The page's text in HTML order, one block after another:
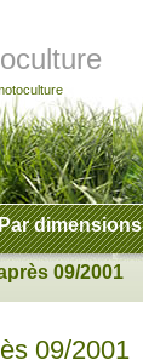
dimensions
09/2001
09/2001